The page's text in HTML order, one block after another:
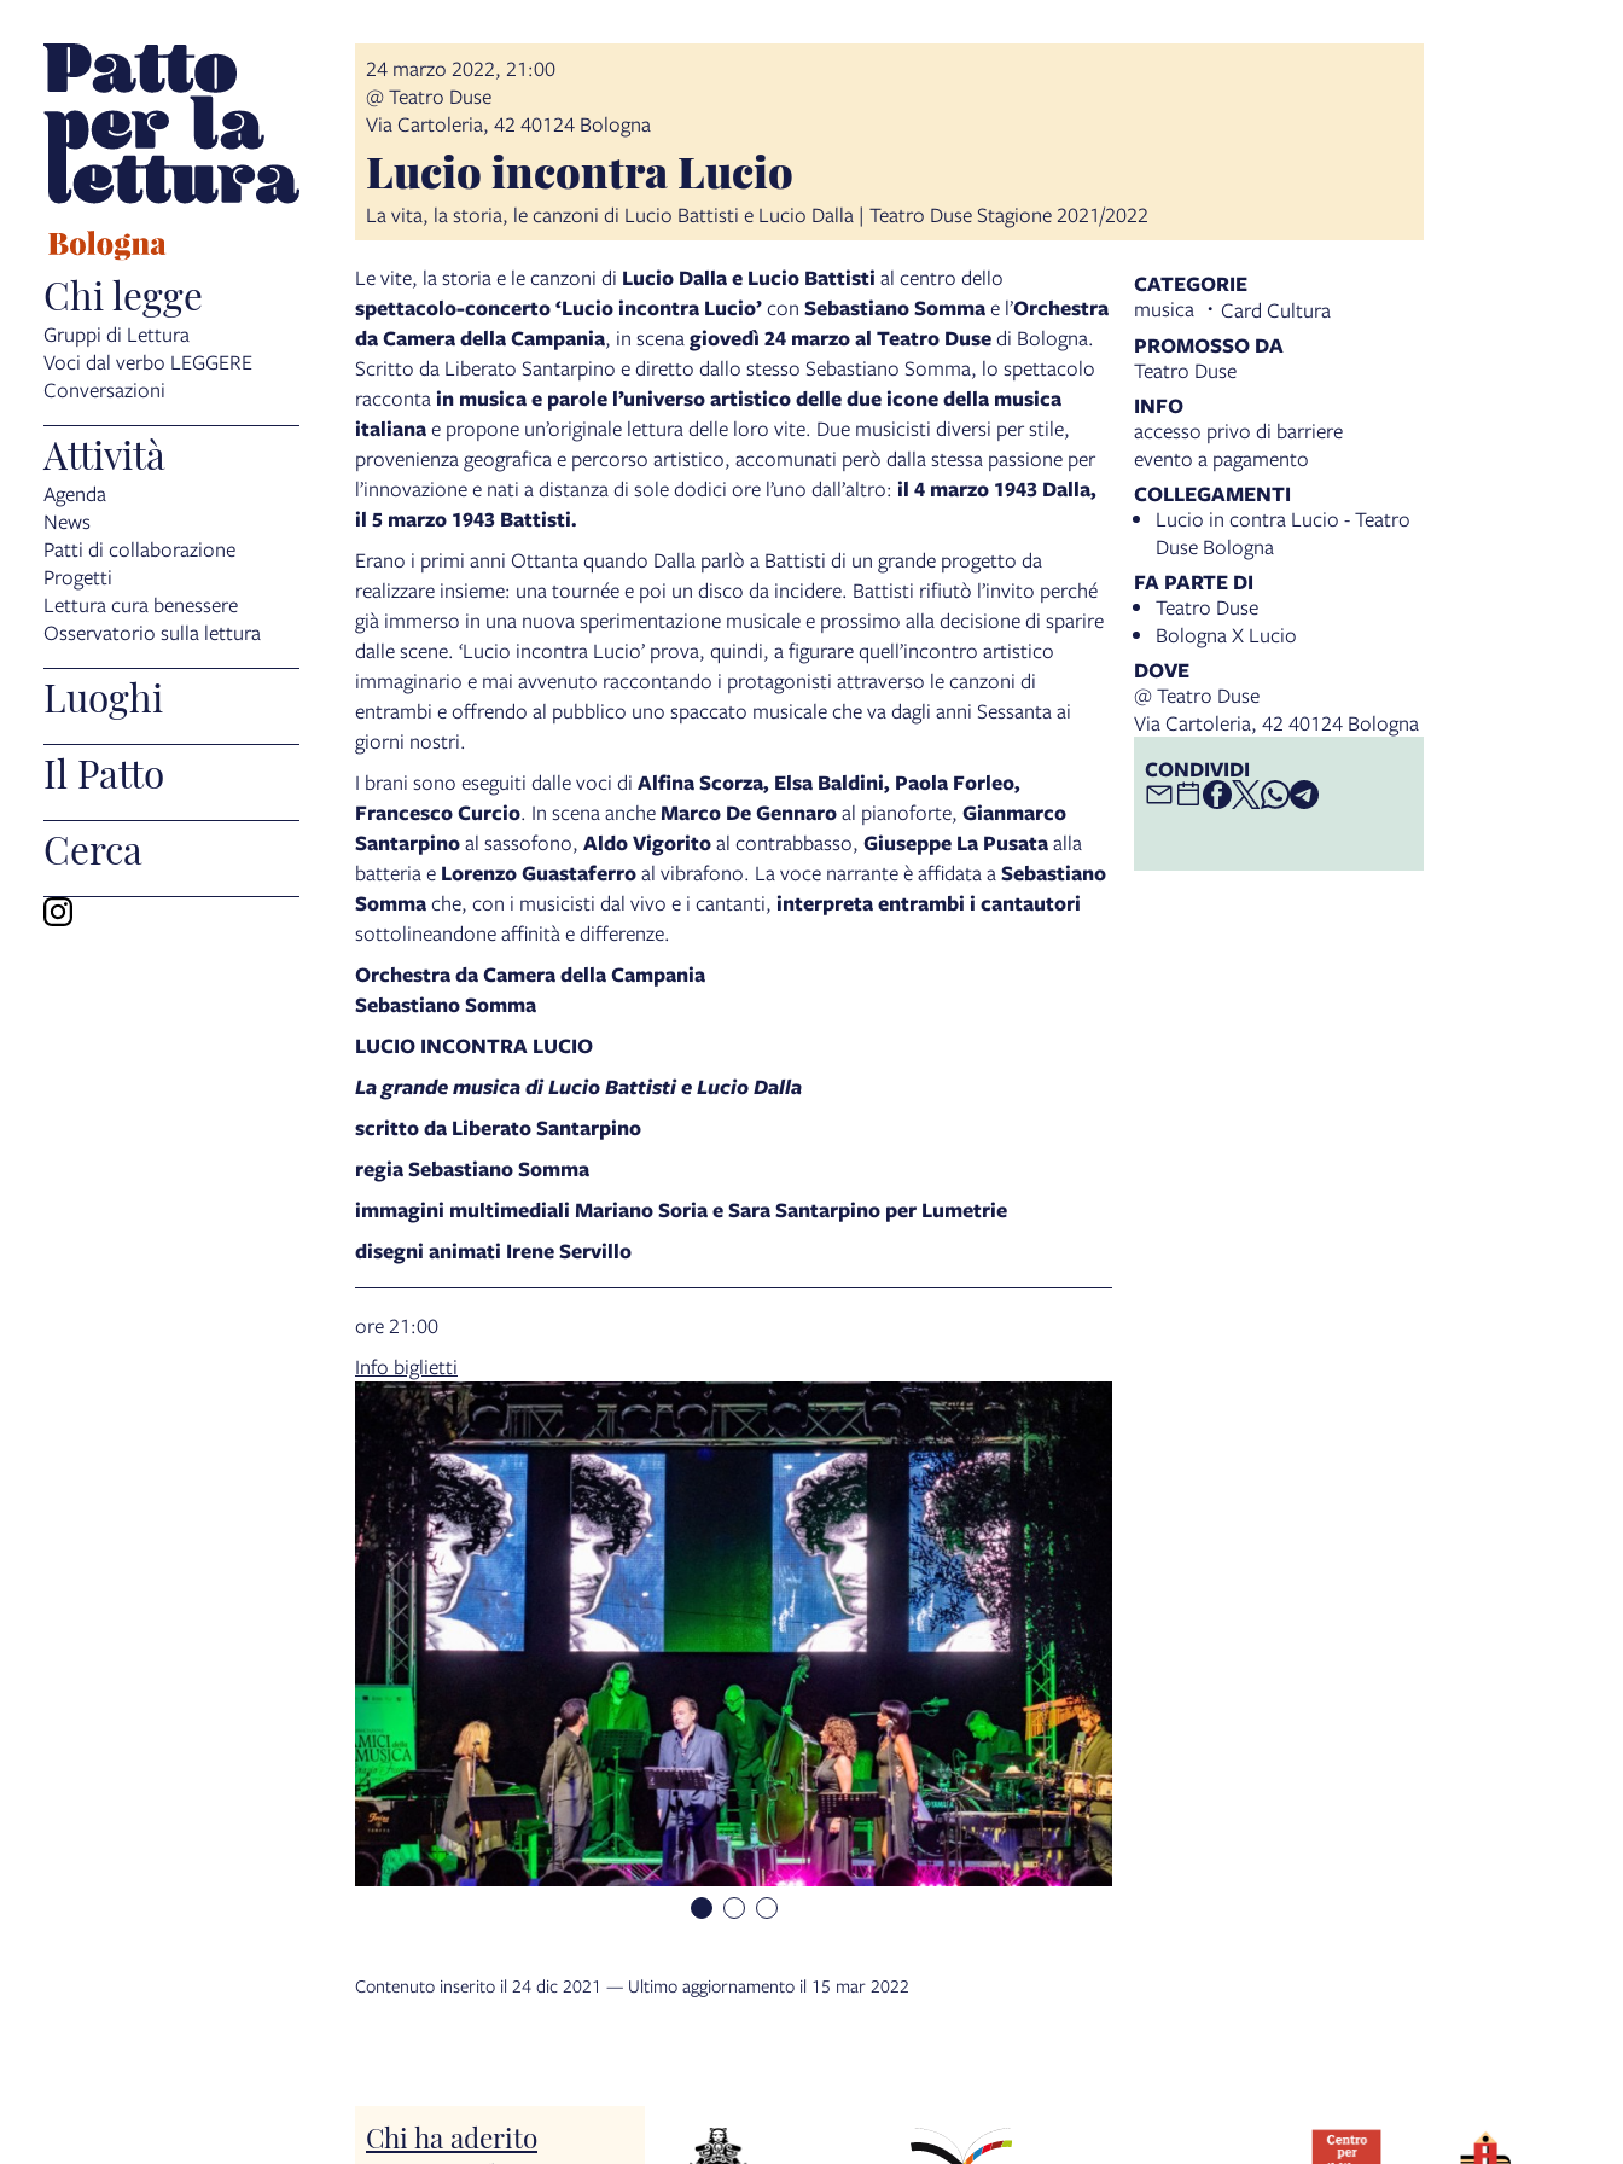
Chi legge
Gruppi di Lettura
Voci dal verbo LEGGERE
Conversazioni
Attività
Agenda
News
Patti di collaborazione
Progetti
Lettura cura benessere
Osservatorio sulla lettura
Luoghi
Il Patto
Cerca
24 marzo 2022, 21:00
@ Teatro Duse
Via Cartoleria, 42 40124 Bologna
Lucio incontra Lucio
La vita, la storia, le canzoni di Lucio Battisti e Lucio Dalla | Teatro Duse Stagione 2021/2022
Le vite, la storia e le canzoni di Lucio Dalla e Lucio Battisti al centro dello
spettacolo-concerto ‘Lucio incontra Lucio’con Sebastiano Sommae l’Orchestra
da Camera della Campania, in scenagiovedì 24 marzo al Teatro Dusedi Bologna.
Scritto da Liberato Santarpino e diretto dallo stesso Sebastiano Somma, lo spettacolo
racconta in musica e parole l’universo artistico delle due icone della musica
italianae propone un’originale lettura delle loro vite. Due musicisti diversi per stile,
provenienza geografica e percorso artistico, accomunati però dalla stessa passione per
l’innovazione e nati a distanza di sole dodici ore l’uno dall’altro: il 4 marzo 1943 Dalla,
il 5 marzo 1943 Battisti.
Erano i primi anni Ottanta quando Dalla parlò a Battisti di un grande progetto da
realizzare insieme: una tournée e poi un disco da incidere. Battisti rifiutò l’invito perché
già immerso in una nuova sperimentazione musicale e prossimo alla decisione di sparire
dalle scene. ‘Lucio incontra Lucio’ prova, quindi, a figurare quell’incontro artistico
immaginario e mai avvenuto raccontando i protagonisti attraverso le canzoni di
entrambi e offrendo al pubblico uno spaccato musicale che va dagli anni Sessanta ai
giorni nostri.
I brani sono eseguiti dalle voci di Alfina Scorza, Elsa Baldini, Paola Forleo,
Francesco Curcio. In scena anche Marco De Gennaroal pianoforte, Gianmarco
Santarpinoal sassofono, Aldo Vigoritoal contrabbasso, Giuseppe La Pusataalla
batteria e Lorenzo Guastaferroal vibrafono. La voce narrante è affidata aSebastiano
Sommache, con i musicisti dal vivo e i cantanti, interpreta entrambi i cantautori
sottolineandone affinità e differenze.
Orchestra da Camera della Campania
Sebastiano Somma
LUCIO INCONTRA LUCIO
La grande musica di Lucio Battisti e Lucio Dalla
scritto da Liberato Santarpino
regia Sebastiano Somma
immagini multimediali Mariano Soria e Sara Santarpino per Lumetrie
disegni animati Irene Servillo
ore 21:00
Info biglietti
CATEGORIE
musica
Card Cultura
PROMOSSO DA
Teatro Duse
INFO
accesso privo di barriere
evento a pagamento
COLLEGAMENTI
Lucio in contra Lucio - Teatro
Duse Bologna
FA PARTE DI
Teatro Duse
Bologna X Lucio
DOVE
@ Teatro Duse
Via Cartoleria, 42 40124 Bologna
CONDIVIDI
Contenuto inserito il 24 dic 2021 — Ultimo aggiornamento il 15 mar 2022
Chi ha aderito